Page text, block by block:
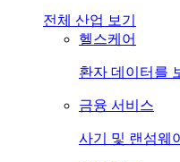
전체 산업 보기
헬스케어
환자 데이터를
금융 서비스
사기 및 랜섬웨